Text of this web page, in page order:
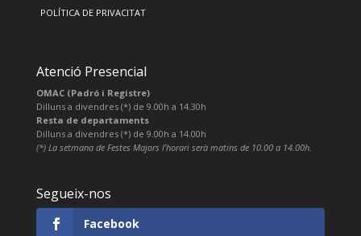
POLÍTICA DE PRIVACITAT
Atenció Presencial
OMAC (Padró i Registre)
Dilluns a divendres (*) de 9.00h a 14.30h
Resta de departaments
Dilluns a divendres (*) de 9.00h a 14.00h
(*) La setmana de Festes Majors l’horari serà matins de 10.00 a 14.00h.
Segueix-nos
Facebook